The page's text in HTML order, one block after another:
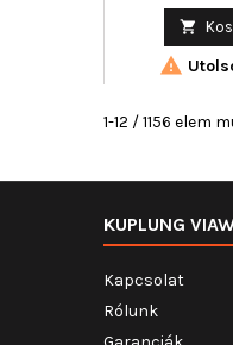


1-12 / 1156 elem
KUPLUNG
Kapcsolat
Rólunk